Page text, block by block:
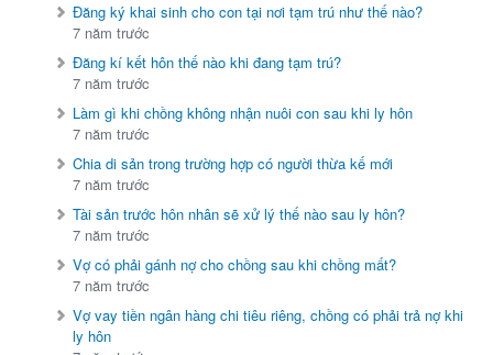
Đăng ký khai sinh cho con tại nơi tạm trú như thế nào?
7 năm trước
Đăng kí kết hôn thế nào khi đang tạm trú?
7 năm trước
Làm gì khi chồng không nhận nuôi con sau khi ly hôn
7 năm trước
Chia di sản trong trường hợp có người thừa kế mới
7 năm trước
Tài sản trước hôn nhân sẽ xử lý thế nào sau ly hôn?
7 năm trước
Vợ có phải gánh nợ cho chồng sau khi chồng mất?
7 năm trước
Vợ vay tiền ngân hàng chi tiêu riêng, chồng có phải trả nợ khi
ly hôn